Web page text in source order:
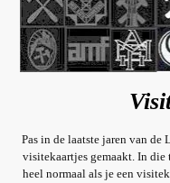
Pas in de laatste jaren van de
visitekaartjes gemaakt. In
heel normaal als je een